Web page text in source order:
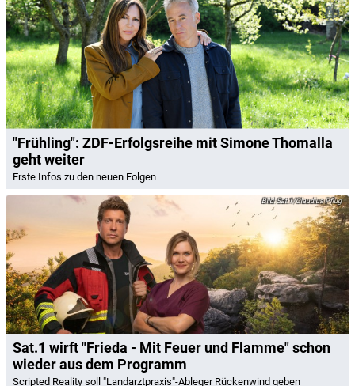
"Frühling": ZDF-Erfolgsreihe mit Simone Thomalla
geht weiter
Erste Infos zu den neuen Folgen
Sat.1/Claudius Pflug
Sat.1 wirft "Frieda - Mit Feuer und Flamme" schon
wieder aus dem Programm
Scripted Reality soll "Landarztpraxis"-Ableger Rückenwind geben